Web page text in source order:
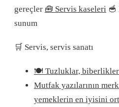
gereçler 🧰 Servis kaseleri 🥣
sunum
🛒 Servis, servis sanatı
🍽️ Tuzluklar, biberlikler
Mutfak yazılarının
yemeklerin en iyisini